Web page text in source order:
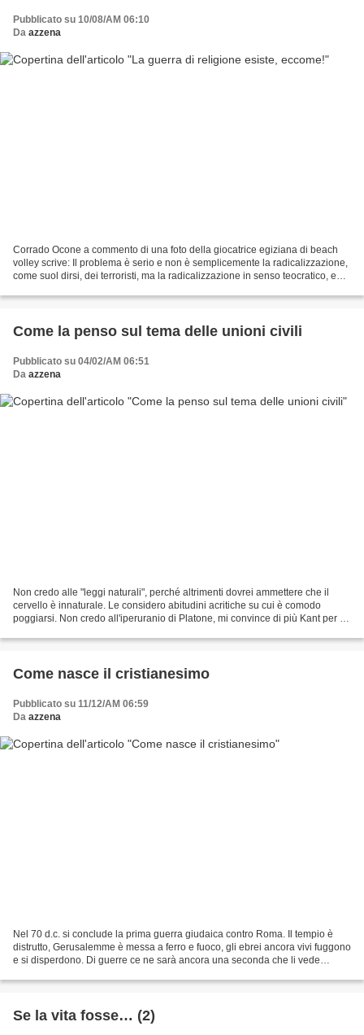
Pubblicato su 10/08/AM 06:10
Da azzena
Corrado Ocone a commento di una foto della giocatrice egiziana di beach
volley scrive: Il problema è serio e non è semplicemente la radicalizzazione,
come suol dirsi, dei terroristi, ma la radicalizzazione in senso teocratico, e
Come la penso sul tema delle unioni civili
Pubblicato su 04/02/AM 06:51
Da azzena
Non credo alle "leggi naturali", perché altrimenti dovrei ammettere che il
cervello è innaturale. Le considero abitudini acritiche su cui è comodo
poggiarsi. Non credo all'iperuranio di Platone, mi convince di più Kant per il
Come nasce il cristianesimo
Pubblicato su 11/12/AM 06:59
Da azzena
Nel 70 d.c. si conclude la prima guerra giudaica contro Roma. Il tempio è
distrutto, Gerusalemme è messa a ferro e fuoco, gli ebrei ancora vivi fuggono
e si disperdono. Di guerre ce ne sarà ancora una seconda che li vede
Se la vita fosse… (2)